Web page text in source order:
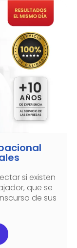
si existen
que se
de sus